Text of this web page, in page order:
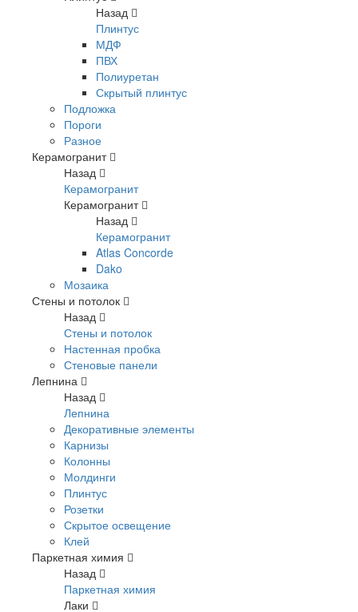
Назад
Плинтус
МДФ
ПВХ
Полиуретан
Скрытый плинтус
Подложка
Пороги
Разное
Керамогранит
Назад
Керамогранит
Керамогранит
Назад
Керамогранит
Atlas Concorde
Dako
Мозаика
Стены и потолок
Назад
Стены и потолок
Настенная пробка
Стеновые панели
Лепнина
Назад
Лепнина
Декоративные элементы
Карнизы
Колонны
Молдинги
Плинтус
Розетки
Скрытое освещение
Клей
Паркетная химия
Назад
Паркетная химия
Лаки